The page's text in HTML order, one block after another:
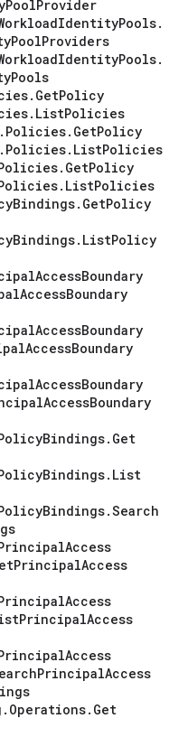
PoolProvider
IdentityPools.
PoolProviders
IdentityPools.
Pools
. GetPolicy
. ListPolicies
. Policies. GetPolicy
. Policies. ListPolicies
. GetPolicy
. ListPolicies
Bindings. GetPolicy
Bindings. ListPolicy
AccessBoundary
AccessBoundary
AccessBoundary
AccessBoundary
AccessBoundary
AccessBoundary
Bindings. Get
Bindings. List
Bindings.Search
Access
PrincipalAccess
Access
PrincipalAccess
Access
PrincipalAccess
. Operations. Get